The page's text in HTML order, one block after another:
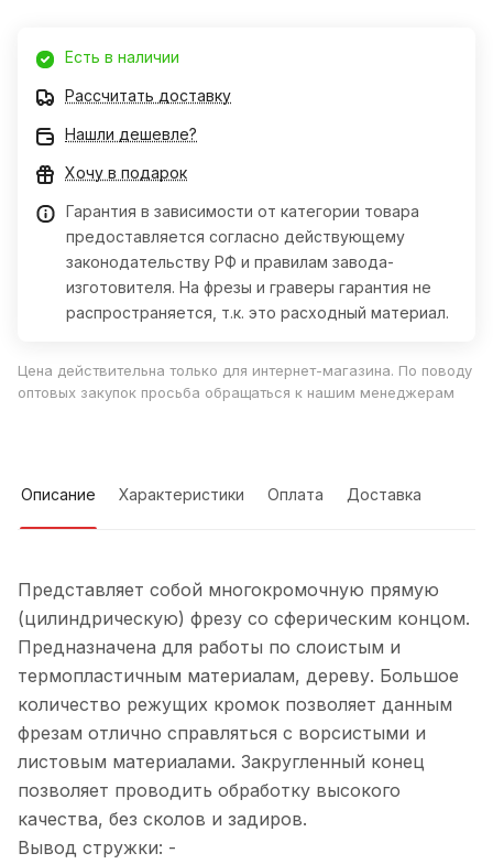
Есть в наличии
Рассчитать доставку
Нашли дешевле?
Хочу в подарок
Гарантия в зависимости от категории товара
предоставляется согласно действующему
законодательству РФ и правилам завода-
изготовителя. На фрезы и граверы гарантия не
распространяется, т.к. это расходный материал.
Цена действительна только для интернет-магазина. По поводу
оптовых закупок просьба обращаться к нашим менеджерам
Описание Характеристики Оплата Доставка
Представляет собой многокромочную прямую
(цилиндрическую) фрезу со сферическим концом.
Предназначена для работы по слоистым и
термопластичным материалам, дереву. Большое
количество режущих кромок позволяет данным
фрезам отлично справляться с ворсистыми и
листовым материалами. Закругленный конец
позволяет проводить обработку высокого
качества, без сколов и задиров.
Вывод стружки: -